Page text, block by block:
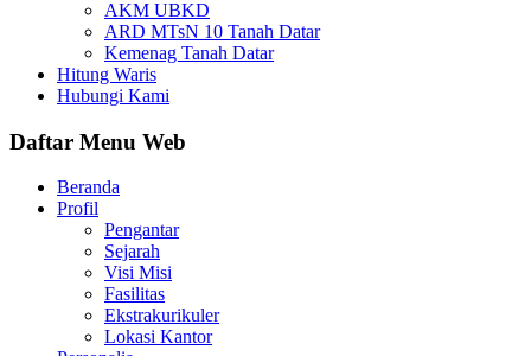
AKM UBKD
ARD MTsN 10 Tanah Datar
Kemenag Tanah Datar
Hitung Waris
Hubungi Kami
Daftar Menu Web
Beranda
Profil
Pengantar
Sejarah
Visi Misi
Fasilitas
Ekstrakurikuler
Lokasi Kantor